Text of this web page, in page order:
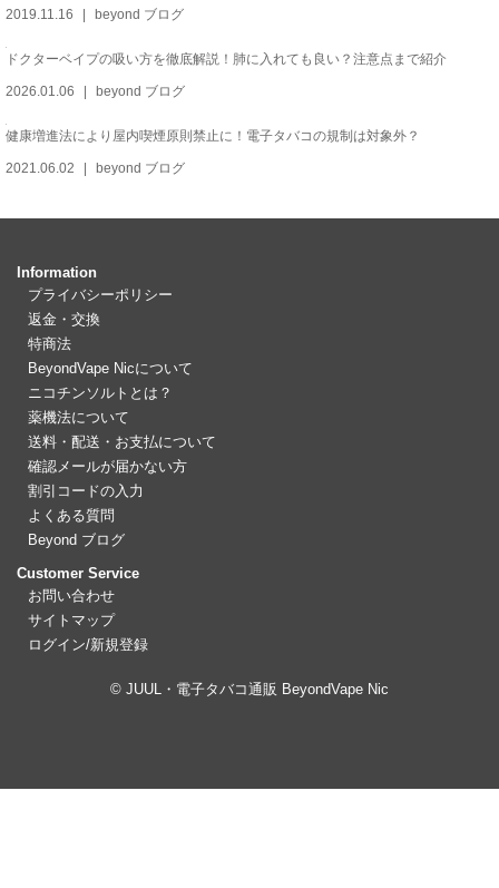
2019.11.16 beyond ブログ
ドクターベイプの吸い方を徹底解説！肺に入れても良い？注意点まで紹介
2026.01.06 beyond ブログ
健康増進法により屋内喫煙原則禁止に！電子タバコの規制は対象外？
2021.06.02 beyond ブログ
Information
プライバシーポリシー
返金・交換
特商法
BeyondVape Nicについて
ニコチンソルトとは？
薬機法について
送料・配送・お支払について
確認メールが届かない方
割引コードの入力
よくある質問
Beyond ブログ
Customer Service
お問い合わせ
サイトマップ
ログイン/新規登録
© JUUL・電子タバコ通販 BeyondVape Nic